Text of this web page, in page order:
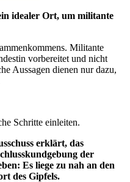
idealer Ort, um militante
Militante
vorbereitet und nicht
Aussagen dienen nur dazu,
Schritte einleiten.
erklärt, das
der
Es liege zu nah an den
des Gipfels.